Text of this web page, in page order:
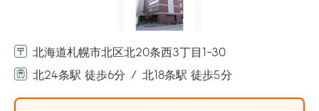
北海道札幌市北区北20条西3丁目1-30
北24条駅 徒歩6分
北18条駅 徒歩5分